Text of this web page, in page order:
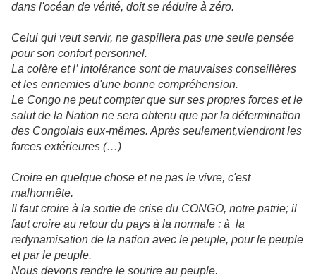
dans l'océan de vérité, doit se réduire à zéro.
Celui qui veut servir, ne gaspillera pas une seule pensée
pour son confort personnel.
La colère et l’ intolérance sont de mauvaises conseillères
et les ennemies d'une bonne compréhension.
Le Congo ne peut compter que sur ses propres forces et le
salut de la Nation ne sera obtenu que par la détermination
des Congolais eux-mêmes. Après seulement,viendront les
forces extérieures (…)
Croire en quelque chose et ne pas le vivre, c'est
malhonnête.
Il faut croire à la sortie de crise du CONGO, notre patrie; il
faut croire au retour du pays à la normale ; à la
redynamisation de la nation avec le peuple, pour le peuple
et par le peuple.
Nous devons rendre le sourire au peuple.